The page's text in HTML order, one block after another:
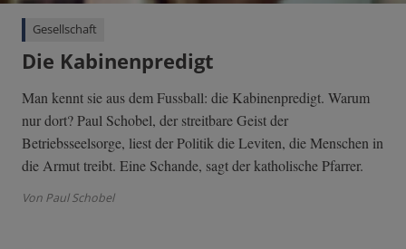
Gesellschaft
Die Kabinenpredigt
Man kennt sie aus dem Fussball: die Kabinenpredigt. Warum
nur dort? Paul Schobel, der streitbare Geist der
Betriebsseelsorge, liest der Politik die Leviten, die Menschen in
die Armut treibt. Eine Schande, sagt der katholische Pfarrer.
Von Paul Schobel